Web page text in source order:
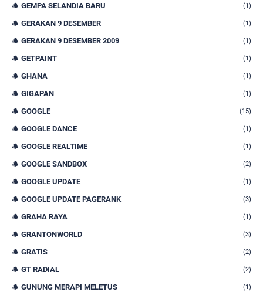
GEMPA SELANDIA BARU (1)
GERAKAN 9 DESEMBER (1)
GERAKAN 9 DESEMBER 2009 (1)
GETPAINT (1)
GHANA (1)
GIGAPAN (1)
GOOGLE (15)
GOOGLE DANCE (1)
GOOGLE REALTIME (1)
GOOGLE SANDBOX (2)
GOOGLE UPDATE (1)
GOOGLE UPDATE PAGERANK (3)
GRAHA RAYA (1)
GRANTONWORLD (3)
GRATIS (2)
GT RADIAL (2)
GUNUNG MERAPI MELETUS (1)